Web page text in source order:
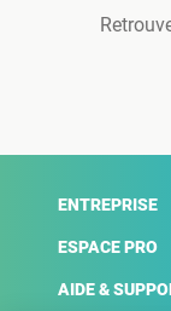
ENTREPRISE
ESPACE PRO
AIDE &